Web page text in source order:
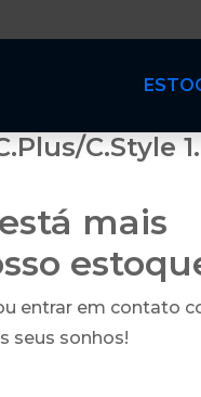
C.Style
mais
entrar em contato
seus sonhos!